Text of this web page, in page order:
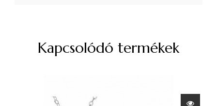
Kapcsolódó termékek